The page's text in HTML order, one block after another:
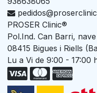
PROSER Clinic®
Pol.Ind. Can Barri, nave
08415 Bigues i Riells
Lu a Vi de 9:00 - 17:00